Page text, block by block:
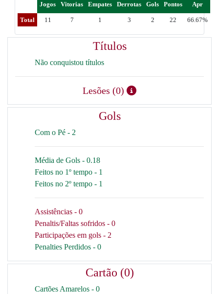
Jogos Vitorias Empates Derrotas Gols Pontos Apr
Total 11 7 1 3 2 22 66.67%
Títulos
Não conquistou títulos
Lesões (0)
Gols
Com o Pé - 2
Média de Gols - 0.18
Feitos no 1º tempo - 1
Feitos no 2º tempo - 1
Assistências - 0
Penaltis/Faltas sofridos - 0
Participações em gols - 2
Penalties Perdidos - 0
Cartão (0)
Cartões Amarelos - 0